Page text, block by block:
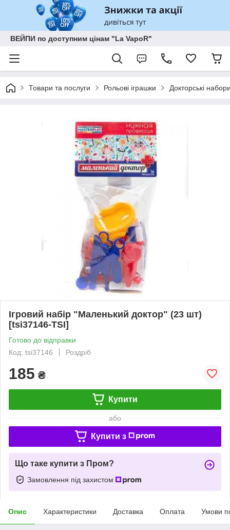
ВЕЙПИ по доступним цінам "La VapoR"
Товари та послуги Рольові іграшки Докторські
Ігровий набір "Маленький доктор" (23 шт)
[tsi37146-TSI]
Готово до відправки
Код: tsi37146
Роздріб
185 ₴
Купити
або
Купити з
Що таке купити з Пром?
Замовлення під захистом
Опис Характеристики Доставка Оплата Умови